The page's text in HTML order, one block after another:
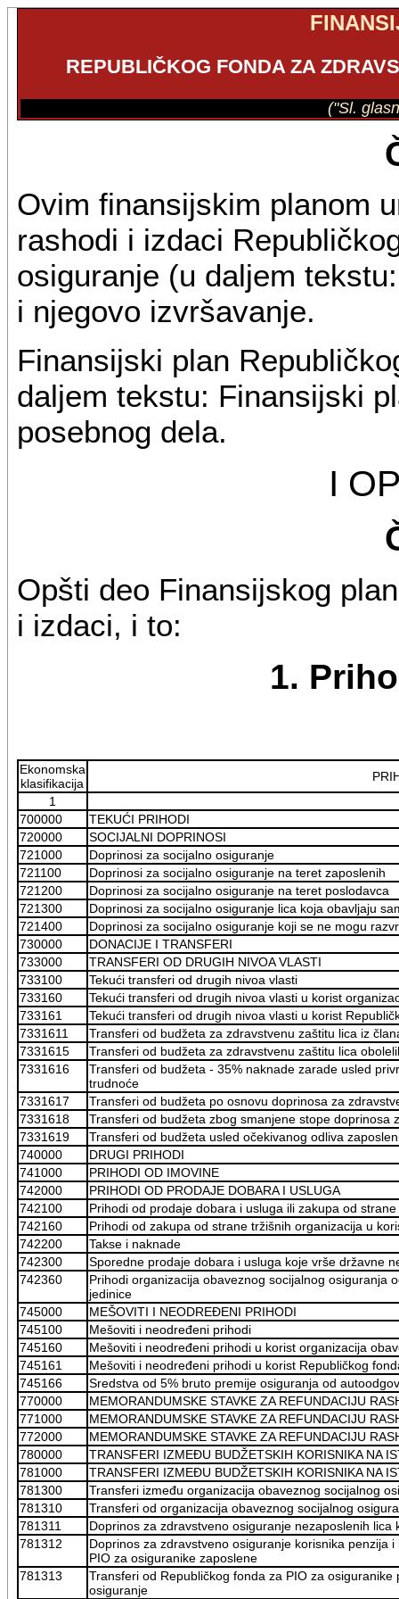
REPUBLIČKOG FONDA ZA
("Sl.
Ovim finansijskim planom
rashodi i izdaci
osiguranje (u daljem
i njegovo izvršavanje.
Finansijski plan
daljem tekstu: Finansijski
posebnog dela.
I
Opšti deo Finansijskog
i izdaci, i to:
1.
Ekonomska
klasifikacija
1
700000
TEKUĆI PRIHODI
720000
SOCIJALNI DOPRINOSI
721000
Doprinosi za socijalno osiguranje
721100
Doprinosi za socijalno osiguranje na teret zaposlenih
721200
Doprinosi za socijalno osiguranje na teret poslodavca
721300
Doprinosi za socijalno osiguranje lica koja obavljaju
721400
Doprinosi za socijalno osiguranje koji se ne mogu
730000
DONACIJE I TRANSFERI
733000
TRANSFERI OD DRUGIH NIVOA VLASTI
733100
Tekući transferi od drugih nivoa vlasti
733160
Tekući transferi od drugih nivoa vlasti u korist
733161
Tekući transferi od drugih nivoa vlasti u korist
7331611
Transferi od budžeta za zdravstvenu zaštitu lica iz
7331615
Transferi od budžeta za zdravstvenu zaštitu lica
7331616
Transferi od budžeta - 35% naknade zarade usled
trudnoće
7331617
Transferi od budžeta po osnovu doprinosa za
7331618
Transferi od budžeta zbog smanjene stope doprinosa
7331619
Transferi od budžeta usled očekivanog odliva
740000
DRUGI PRIHODI
741000
PRIHODI OD IMOVINE
742000
PRIHODI OD PRODAJE DOBARA I USLUGA
742100
Prihodi od prodaje dobara i usluga ili zakupa od
742160
Prihodi od zakupa od strane tržišnih organizacija u
742200
Takse i naknade
742300
Sporedne prodaje dobara i usluga koje vrše državne
742360
Prihodi organizacija obaveznog socijalnog osiguranja
jedinice
745000
MEŠOVITI I NEODREĐENI PRIHODI
745100
Mešoviti i neodređeni prihodi
745160
Mešoviti i neodređeni prihodi u korist organizacija
745161
Mešoviti i neodređeni prihodi u korist Republičkog
745166
Sredstva od 5% bruto premije osiguranja od
770000
MEMORANDUMSKE STAVKE ZA REFUNDACIJU
771000
MEMORANDUMSKE STAVKE ZA REFUNDACIJU
772000
MEMORANDUMSKE STAVKE ZA REFUNDACIJU
780000
TRANSFERI IZMEĐU BUDŽETSKIH KORISNIKA NA
781000
TRANSFERI IZMEĐU BUDŽETSKIH KORISNIKA NA
781300
Transferi između organizacija obaveznog socijalnog
781310
Transferi od organizacija obaveznog socijalnog
781311
Doprinos za zdravstveno osiguranje nezaposlenih
781312
Doprinos za zdravstveno osiguranje korisnika penzija
PIO za osiguranike zaposlene
781313
Transferi od Republičkog fonda za PIO za
osiguranje